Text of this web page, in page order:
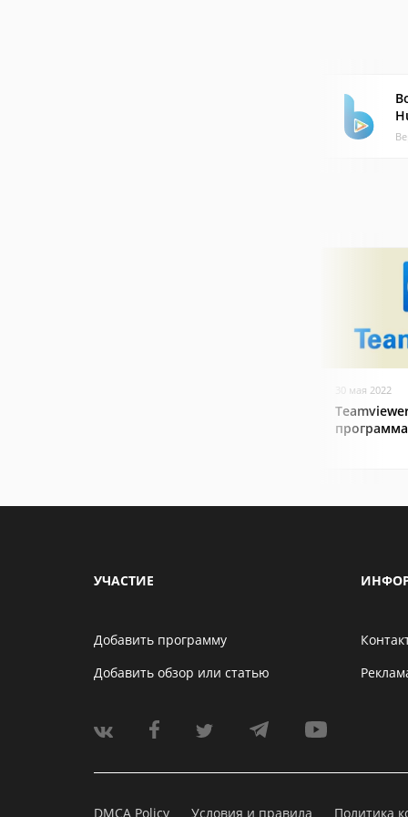
30 мая 2022
программа
УЧАСТИЕ
Добавить программу
Добавить обзор или статью
DMCA Policy Условия и правила Политика